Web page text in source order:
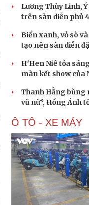
Lương Thùy Linh,
trên sàn diễn phủ
Biển xanh, vỏ sò
tạo nên sàn diễn
H'Hen Niê tỏa
màn kết show của
Thanh Hằng bùng
vũ nữ”, Hồng Ánh
Ô TÔ - XE MÁY